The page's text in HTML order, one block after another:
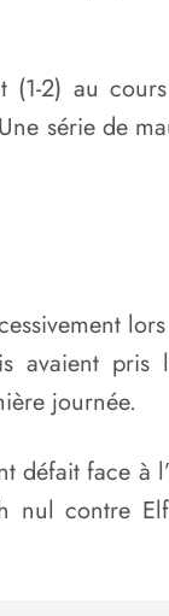
(1-2) au
série de
avaient
journée.
défait face à
nul contre